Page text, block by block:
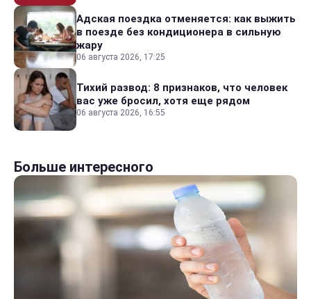
Адская поездка отменяется: как выжить
в поезде без кондиционера в сильную
жару
06 августа 2026, 17:25
Тихий развод: 8 признаков, что человек
вас уже бросил, хотя еще рядом
06 августа 2026, 16:55
Больше интересного